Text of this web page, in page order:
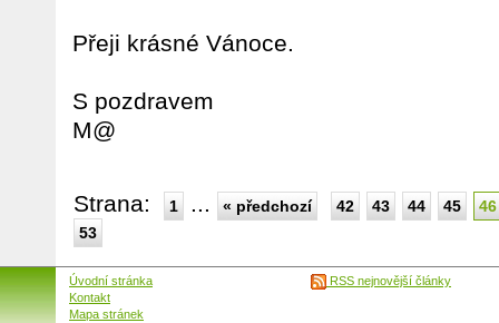
Přeji krásné Vánoce.
S pozdravem
M@
Strana: 1 ... « předchozí 42 43 44 45
46
53
Úvodní stránka
Kontakt
Mapa stránek
RSS nejnovější články